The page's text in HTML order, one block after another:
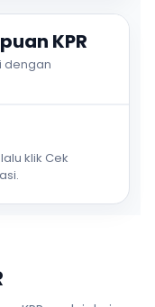
KPR
dengan
klik Cek